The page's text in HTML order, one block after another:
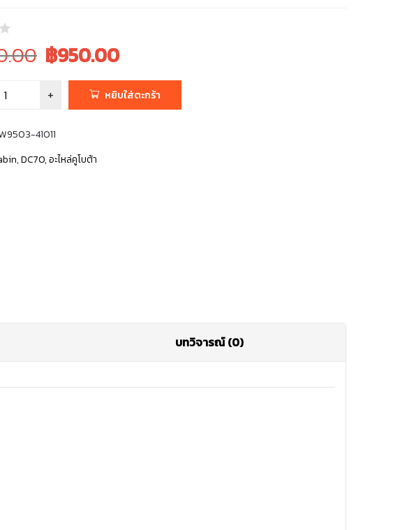
Current
is:
฿1,000.00.
฿950.00
หยิบใส่ตะกร้า
41011
,DC70,อะไหล่คูโบต้า
บทวิจารณ์ (0)